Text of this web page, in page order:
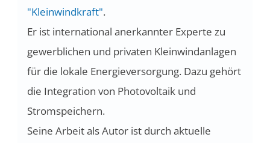
"Kleinwindkraft".
Er ist international anerkannter Experte zu
gewerblichen und privaten Kleinwindanlagen
für die lokale Energieversorgung. Dazu gehört
die Integration von Photovoltaik und
Stromspeichern.
Seine Arbeit als Autor ist durch aktuelle